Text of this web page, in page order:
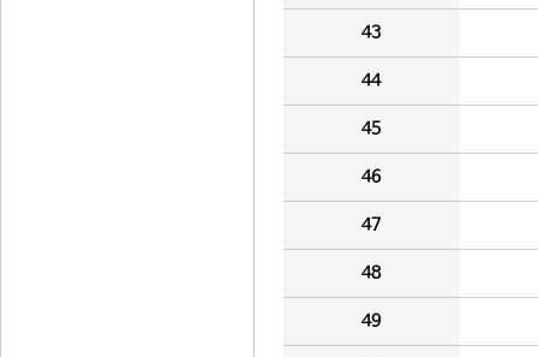
43
44
45
46
47
48
49